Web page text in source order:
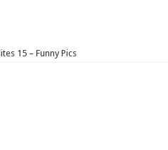
15 – Funny Pics